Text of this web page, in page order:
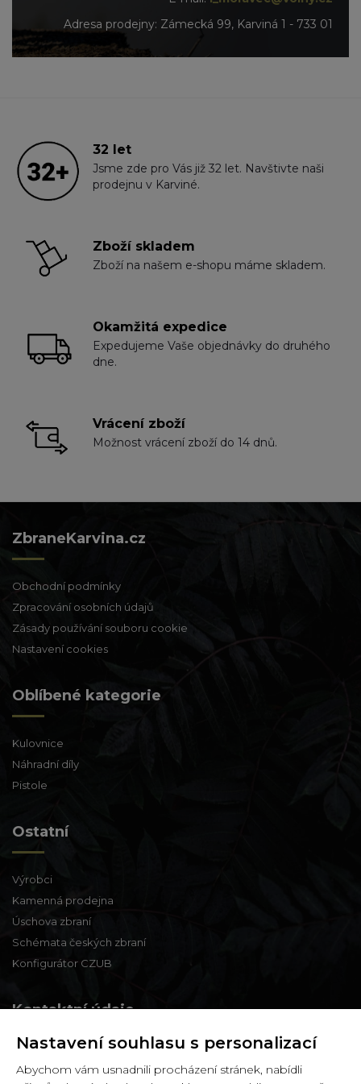
Adresa prodejny: Zámecká 99, Karviná 1 - 733 01
32 let
Jsme zde pro Vás již 32 let. Navštivte naši
prodejnu v Karviné.
Zboží skladem
Zboží na našem e-shopu máme skladem.
Okamžitá expedice
Expedujeme Vaše objednávky do druhého
dne.
Vrácení zboží
Možnost vrácení zboží do 14 dnů.
ZbraneKarvina.cz
Obchodní podmínky
Zpracování osobních údajů
Zásady používání souboru cookie
Nastavení cookies
Oblíbené kategorie
Kulovnice
Náhradní díly
Pistole
Ostatní
Výrobci
Kamenná prodejna
Úschova zbraní
Schémata českých zbraní
Konfigurátor CZUB
Kontaktní údaje
Zbraně a střelivo Karviná
Nastavení souhlasu s personalizací
Abychom vám usnadnili procházení stránek, nabídli